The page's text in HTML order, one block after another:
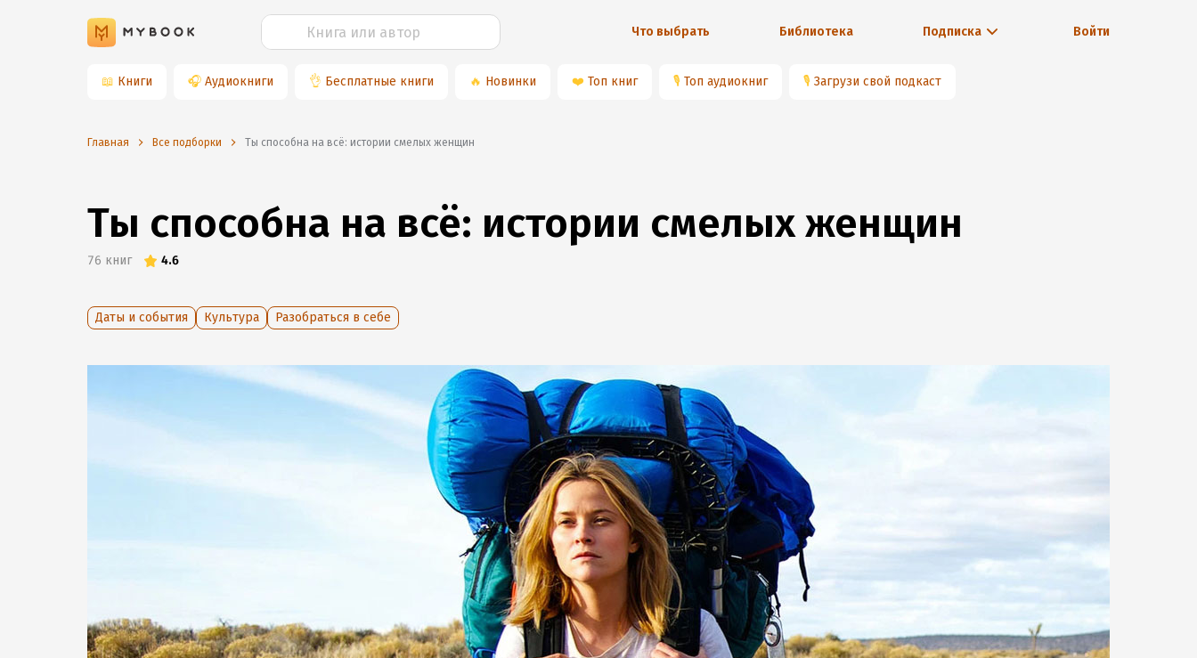
Что выбрать Библиотека Подписка Войти
📖 Книги 🎧 Аудиокниги 👌 Бесплатные книги 🔥 Новинки ❤️ Топ книг 🎙 Топ аудиокниг 🎙 Загрузи свой подкаст
Главная Все подборки Ты способна на всё: истории смелых женщин
Ты способна на всё: истории смелых женщин
76 книг 4.6
Даты и события Культура Разобраться в себе